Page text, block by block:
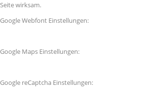
Seite wirksam.
Google Webfont Einstellungen:
Google Maps Einstellungen:
Google reCaptcha Einstellungen: